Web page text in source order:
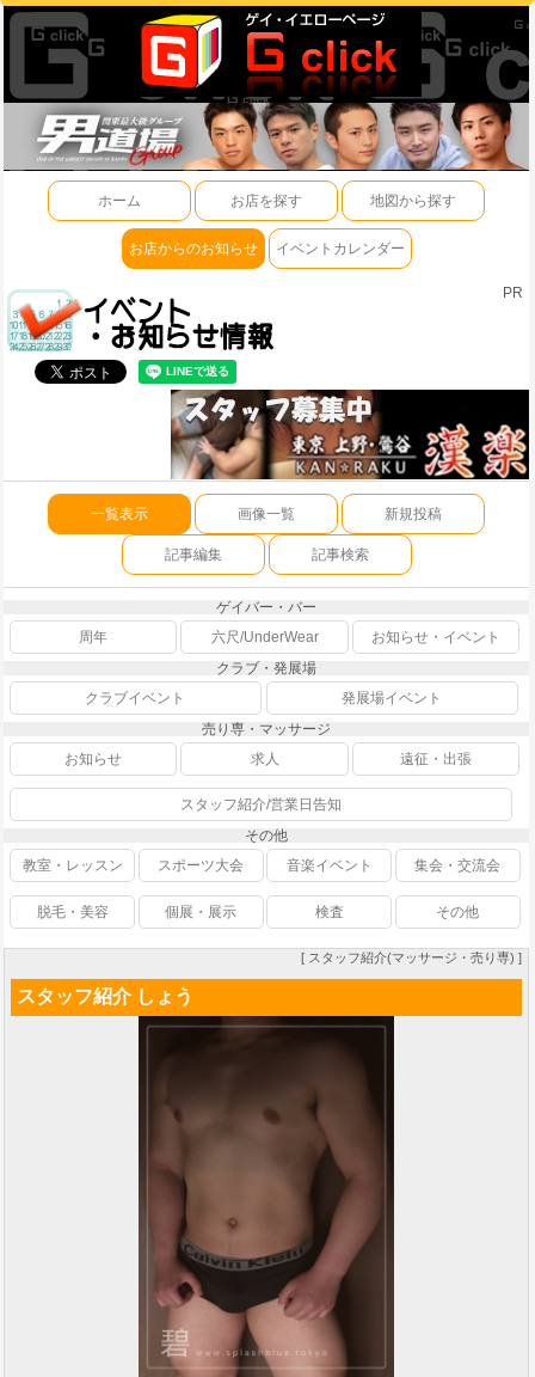
ホーム お店を探す 地図から探す
お店からのお知らせ イベントカレンダー
PR
一覧表示 画像一覧 新規投稿
記事編集 記事検索
ゲイバー・バー
周年
六尺/UnderWear
お知らせ・イベント
クラブ・発展場
クラブイベント
発展場イベント
売り専・マッサージ
お知らせ
求人 遠征・出張
スタッフ紹介/営業日告知
その他
教室・レッスン
スポーツ大会 音楽イベント 集会・交流会
脱毛・美容 個展・展示 検査 その他
[ スタッフ紹介(マッサージ・売り専) ]
スタッフ紹介 しょう